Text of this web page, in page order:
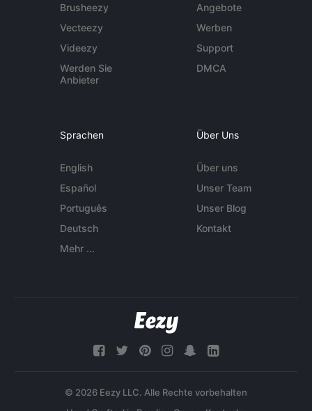
Brusheezy
Vecteezy
Videezy
Werden Sie
Anbieter
Angebote
Werben
Support
DMCA
Sprachen
English
Español
Português
Deutsch
Mehr ...
Über Uns
Über uns
Unser Team
Unser Blog
Kontakt
© 2026 Eezy LLC. Alle Rechte vorbehalten